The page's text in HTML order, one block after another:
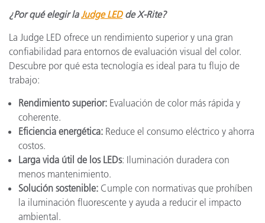
¿Por qué elegir laJudge LEDde X-Rite?
La Judge LED ofrece un rendimiento superior y una gran
confiabilidad para entornos de evaluación visual del color.
Descubre por qué esta tecnología es ideal para tu flujo de
trabajo:
Rendimiento superior: Evaluación de color más rápida y
coherente.
Eficiencia energética: Reduce el consumo eléctrico y ahorra
costos.
Larga vida útil de los LEDs: Iluminación duradera con
menos mantenimiento.
Solución sostenible: Cumple con normativas que prohíben
la iluminación fluorescente y ayuda a reducir el impacto
ambiental.